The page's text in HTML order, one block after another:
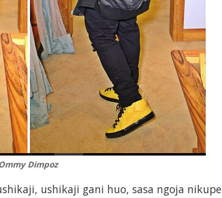
Dimpoz
ushikaji gani huo, sasa ngoja nikupe